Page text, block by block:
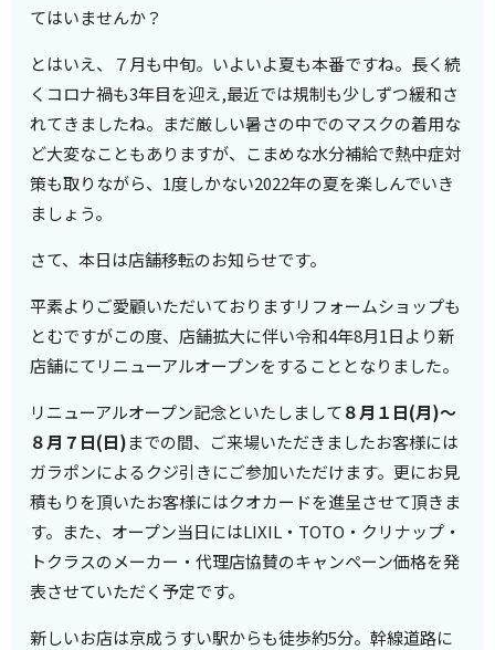
てはいませんか？
とはいえ、７月も中旬。いよいよ夏も本番ですね。長く続
くコロナ禍も3年目を迎え,最近では規制も少しずつ緩和さ
れてきましたね。まだ厳しい暑さの中でのマスクの着用な
ど大変なこともありますが、こまめな水分補給で熱中症対
策も取りながら、1度しかない2022年の夏を楽しんでいき
ましょう。
さて、本日は店舗移転のお知らせです。
平素よりご愛顧いただいておりますリフォームショップも
とむですがこの度、店舗拡大に伴い令和4年8月1日より新
店舗にてリニューアルオープンをすることとなりました。
リニューアルオープン記念といたしまして８月１日(月)～
８月７日(日)までの間、ご来場いただきましたお客様には
ガラポンによるクジ引きにご参加いただけます。更にお見
積もりを頂いたお客様にはクオカードを進呈させて頂きま
す。また、オープン当日にはLIXIL・TOTO・クリナップ・
トクラスのメーカー・代理店協賛のキャンペーン価格を発
表させていただく予定です。
新しいお店は京成うすい駅からも徒歩約5分。幹線道路に